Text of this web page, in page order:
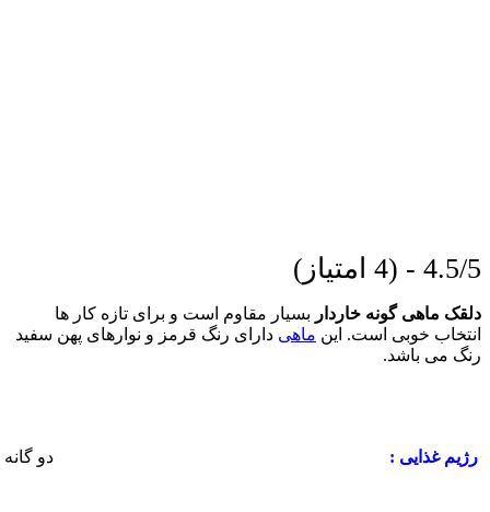
4.5/5 - (4 امتیاز)
دلقک ماهی گونه خاردار بسیار مقاوم است و برای تازه کار ها
انتخاب خوبی است. این ماهی دارای رنگ قرمز و نوارهای پهن سفید
رنگ می باشد.
رژیم غذایی : دو